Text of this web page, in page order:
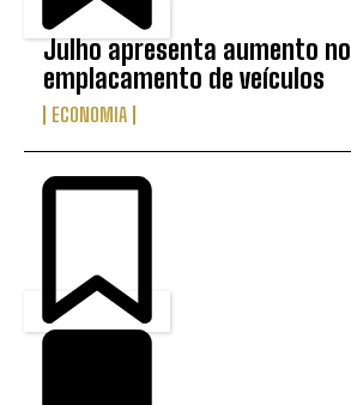
Julho apresenta aumento no
emplacamento de veículos
ECONOMIA